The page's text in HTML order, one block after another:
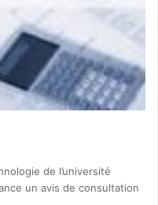
de l’université
un avis de consultation